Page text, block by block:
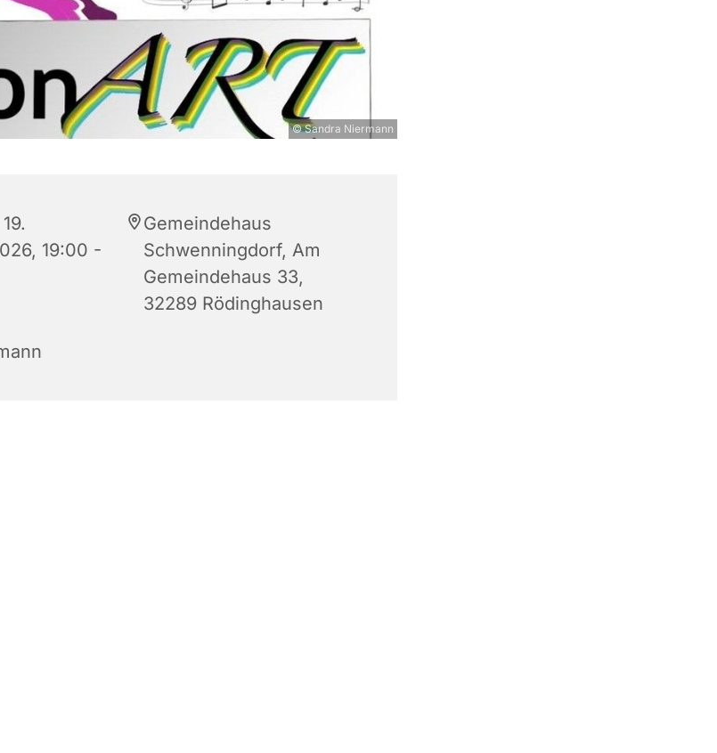
© Sandra Niermann
19:00 -
Gemeindehaus
Schwenningdorf, Am
Gemeindehaus 33,
32289 Rödinghausen